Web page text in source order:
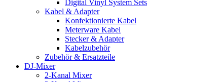
Digital Vinyl System Sets
Kabel & Adapter
Konfektionierte Kabel
Meterware Kabel
Stecker & Adapter
Kabelzubehör
Zubehör & Ersatzteile
DJ-Mixer
2-Kanal Mixer